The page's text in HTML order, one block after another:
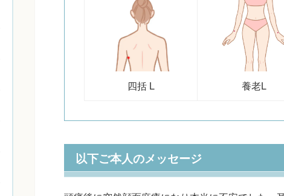
四括 L 養老L
以下ご本人のメッセージ